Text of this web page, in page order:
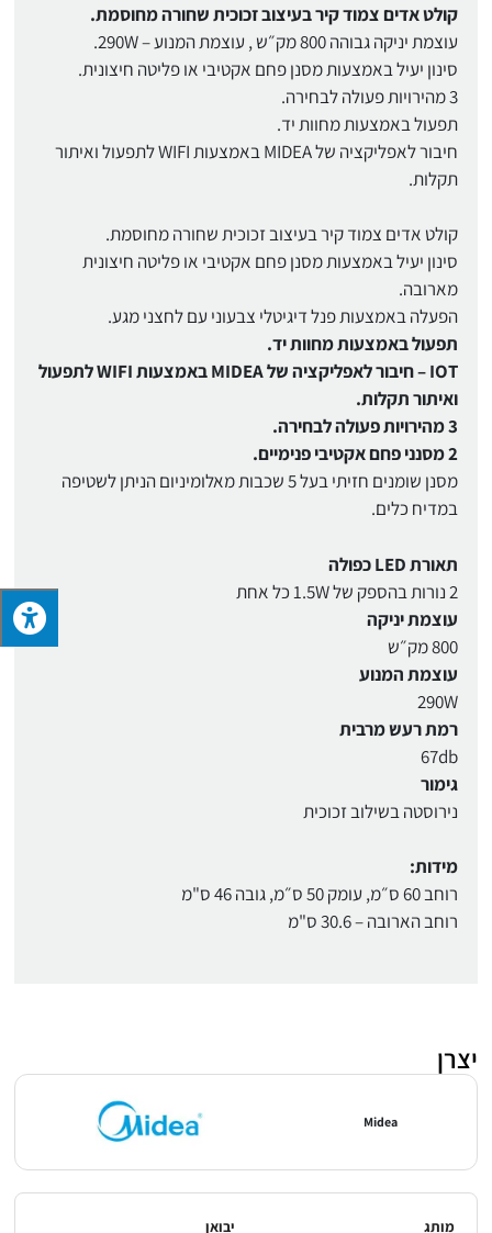
קולט אדים צמוד קיר בעיצוב זכוכית שחורה מחוסמת.
עוצמת יניקה גבוהה 800 מק״ש , עוצמת המנוע – 290W.
סינון יעיל באמצעות מסנן פחם אקטיבי או פליטה חיצונית.
3 מהירויות פעולה לבחירה.
תפעול באמצעות מחוות יד.
חיבור לאפליקציה של MIDEA באמצעות WIFI לתפעול ואיתור
תקלות.
קולט אדים צמוד קיר בעיצוב זכוכית שחורה מחוסמת.
סינון יעיל באמצעות מסנן פחם אקטיבי או פליטה חיצונית
מארובה.
הפעלה באמצעות פנל דיגיטלי צבעוני עם לחצני מגע.
תפעול באמצעות מחוות יד.
IOT – חיבור לאפליקציה של MIDEA באמצעות WIFI לתפעול
ואיתור תקלות.
3 מהירויות פעולה לבחירה.
2 מסנני פחם אקטיבי פנימיים.
מסנן שומנים חזיתי בעל 5 שכבות מאלומיניום הניתן לשטיפה
במדיח כלים.
תאורת LED כפולה
2 נורות בהספק של 1.5W כל אחת
עוצמת יניקה
800 מק״ש
עוצמת המנוע
290W
רמת רעש מרבית
67db
גימור
נירוסטה בשילוב זכוכית
מידות:
רוחב 60 ס״מ, עומק 50 ס״מ, גובה 46 ס"מ
רוחב הארובה – 30.6 ס"מ
יצרן
Midea
מותג יבואן